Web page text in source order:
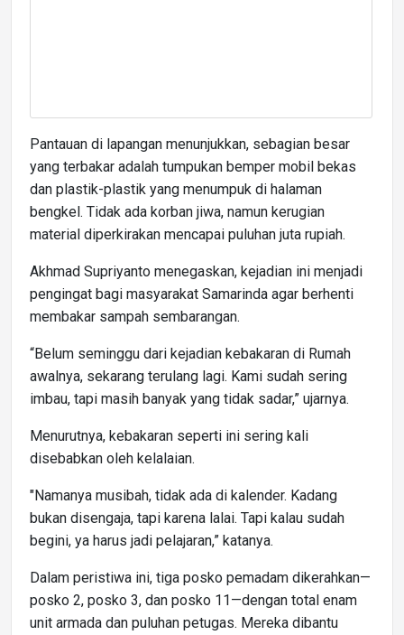
Pantauan di lapangan menunjukkan, sebagian besar
yang terbakar adalah tumpukan bemper mobil bekas
dan plastik-plastik yang menumpuk di halaman
bengkel. Tidak ada korban jiwa, namun kerugian
material diperkirakan mencapai puluhan juta rupiah.
Akhmad Supriyanto menegaskan, kejadian ini menjadi
pengingat bagi masyarakat Samarinda agar berhenti
membakar sampah sembarangan.
“Belum seminggu dari kejadian kebakaran di Rumah
awalnya, sekarang terulang lagi. Kami sudah sering
imbau, tapi masih banyak yang tidak sadar,” ujarnya.
Menurutnya, kebakaran seperti ini sering kali
disebabkan oleh kelalaian.
"Namanya musibah, tidak ada di kalender. Kadang
bukan disengaja, tapi karena lalai. Tapi kalau sudah
begini, ya harus jadi pelajaran,” katanya.
Dalam peristiwa ini, tiga posko pemadam dikerahkan—
posko 2, posko 3, dan posko 11—dengan total enam
unit armada dan puluhan petugas. Mereka dibantu